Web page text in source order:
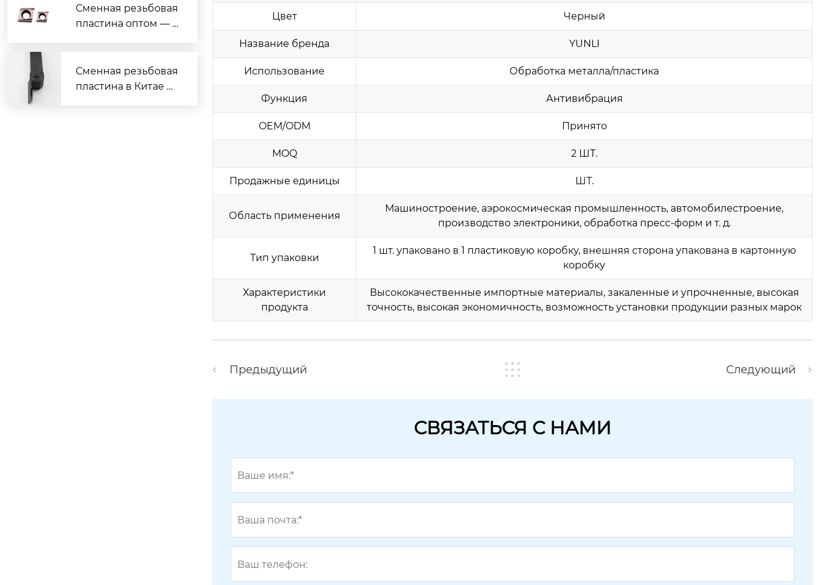
отки
Сменная резьбовая
пластина оптом — в
Сменная резьбовая
пластина в Китае —
Цвет Черный
Название бренда YUNLI
Использование Обработка металла/пластика
Функция Антивибрация
OEM/ODM Принято
MOQ 2 ШТ.
Продажные единицы ШТ.
Область применения
Машиностроение, аэрокосмическая промышленность, автомобилестроение,
производство электроники, обработка пресс-форм и т. д.
Тип упаковки
1 шт. упаковано в 1 пластиковую коробку, внешняя сторона упакована в картонную
коробку
Характеристики
продукта
Высококачественные импортные материалы, закаленные и упрочненные, высокая
точность, высокая экономичность, возможность установки продукции разных марок
Предыдущий Следующий
СВЯЗАТЬСЯ С НАМИ